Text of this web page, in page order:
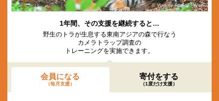
© Vladimir Filonov / WWF
1年間、その支援を継続すると…
野生のトラが生息する東南アジアの森で行なう
カメラトラップ調査の
トレーニングを実施できます。
会員になる
（毎月支援）
寄付をする
（1度だけ支援）